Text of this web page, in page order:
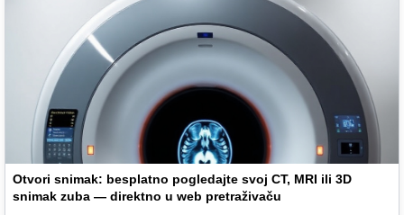
Otvori snimak: besplatno pogledajte svoj CT, MRI ili 3D
snimak zuba — direktno u web pretraživaču